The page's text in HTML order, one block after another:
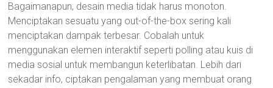
Bagaimanapun, desain media tidak harus monoton.
Menciptakan sesuatu yang out-of-the-box sering kali
menciptakan dampak terbesar. Cobalah untuk
menggunakan elemen interaktif seperti polling atau kuis di
media sosial untuk membangun keterlibatan. Lebih dari
sekadar info, ciptakan pengalaman yang membuat orang